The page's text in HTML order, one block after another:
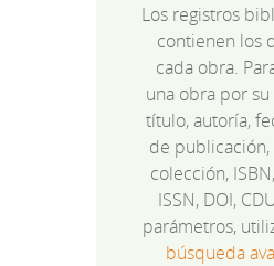
Los registros
contienen los
cada obra.
una obra por
título, autoría,
de
colección,
ISSN, DOI,
parámetros,
búsqueda